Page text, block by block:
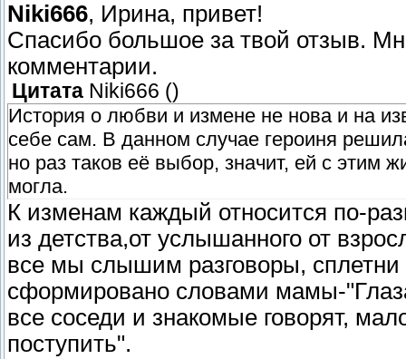
Niki666, Ирина, привет!
Спасибо большое за твой отзыв.
комментарии.
Цитата Niki666 ()
История о любви и измене не нова и на
себе сам. В данном случае героиня
но раз таков её выбор, значит, ей с этим
могла.
К изменам каждый относится по-
из детства,от услышанного от
все мы слышим разговоры,
сформировано словами мамы-
все соседи и знакомые говорят,
поступить".